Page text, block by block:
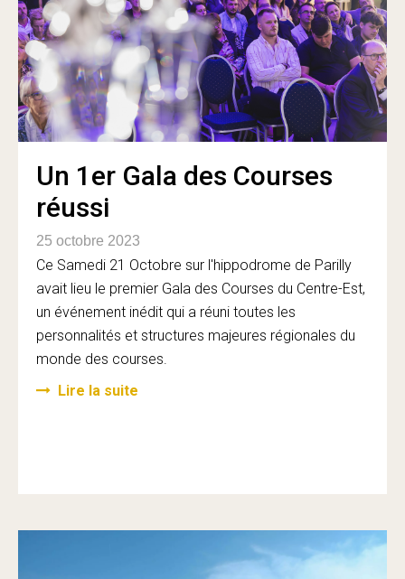
Un 1er Gala des Courses
réussi
25 octobre 2023
Ce Samedi 21 Octobre sur l'hippodrome de Parilly
avait lieu le premier Gala des Courses du Centre-Est,
un événement inédit qui a réuni toutes les
personnalités et structures majeures régionales du
monde des courses.
Lire la suite